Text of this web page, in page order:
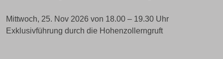
Mittwoch, 25. Nov 2026 von 18.00 – 19.30 Uhr
Exklusivführung durch die Hohenzollerngruft